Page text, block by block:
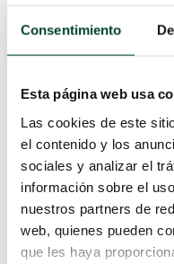
Consentimiento
Esta página web usa
Las cookies de este
el contenido y los
sociales y analizar el
información sobre el
nuestros partners de
web, quienes pueden
que les haya
Cuando
encuentran
mejora…
tisular siga
la
en el manejo
LEER MÁS